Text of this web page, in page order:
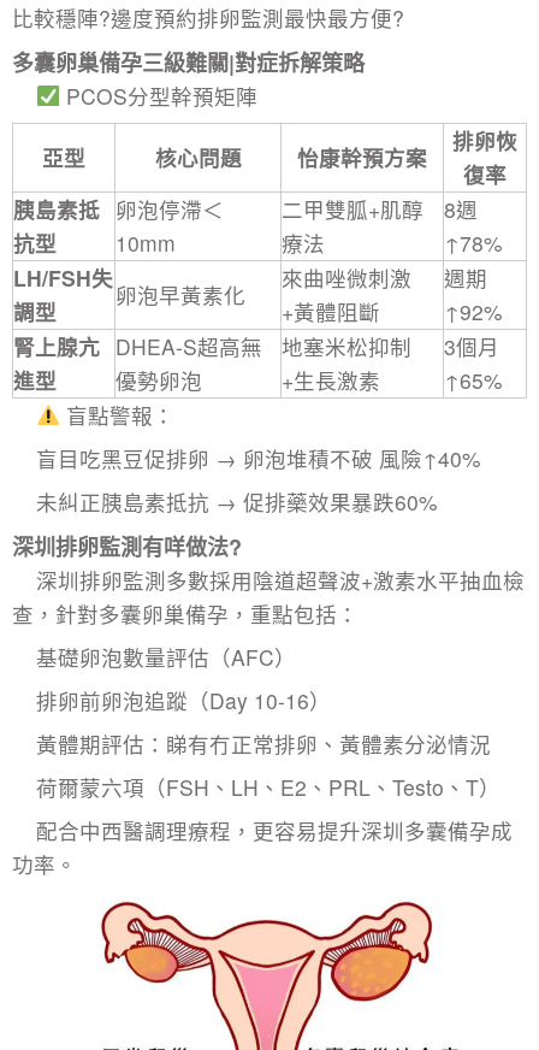
比較穩陣?邊度預約排卵監測最快最方便?
多囊卵巢備孕三級難關|對症拆解策略
PCOS分型幹預矩陣
亞型 核心問題 怡康幹預方案
排卵恢
復率
胰島素抵
抗型
卵泡停滯＜
10mm
二甲雙胍+肌醇
療法
8週
↑78%
LH/FSH失
調型
卵泡早黃素化
來曲唑微刺激
+黃體阻斷
週期
↑92%
腎上腺亢
進型
DHEA-S超高無
優勢卵泡
地塞米松抑制
+生長激素
3個月
↑65%
​盲點警報：
盲目吃黑豆促排卵 → ​卵泡堆積不破 風險↑40%
未糾正胰島素抵抗 → 促排藥效果暴跌60%
深圳排卵監測有咩做法?
深圳排卵監測多數採用陰道超聲波+激素水平抽血檢
查，針對多囊卵巢備孕 ，重點包括：
基礎卵泡數量評估（AFC）
排卵前卵泡追蹤（Day 10-16）
黃體期評估：睇有冇正常排卵、黃體素分泌情況
荷爾蒙六項（FSH、LH、E2、PRL、Testo、T）
配合中西醫調理療程，更容易提升深圳多囊備孕成
功率。